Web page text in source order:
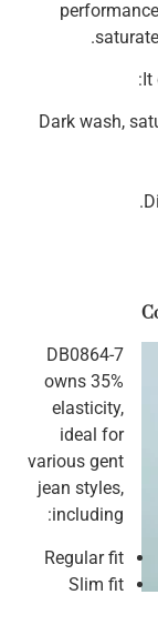
It
Dark wash,
DB0864-7
owns 35%
elasticity,
ideal for
various gent
jean styles,
including:
Regular fit
Slim fit